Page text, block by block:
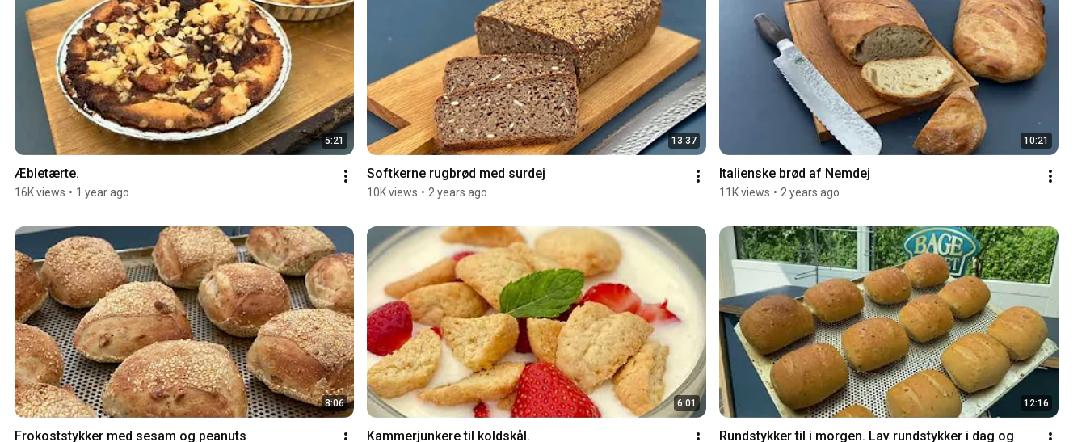
5:21
Æbletærte.
16K views • 1 year ago
13:37
Softkerne rugbrød med surdej
10K views • 2 years ago
10:21
Italienske brød af Nemdej
11K views • 2 years ago
8:06
Frokoststykker med sesam og peanuts
6:01
Kammerjunkere til koldskål.
12:16
Rundstykker til i morgen. Lav rundstykker i dag og